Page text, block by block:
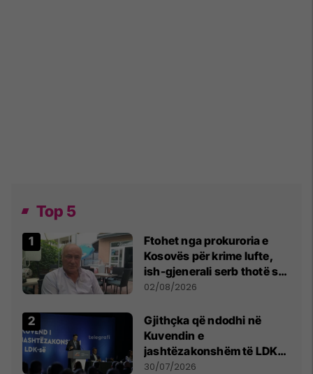
Top 5
Ftohet nga prokuroria e
Kosovës për krime lufte,
ish-gjenerali serb thotë se
dikush e tradhtoi në
02/08/2026
Gjithçka që ndodhi në
Kuvendin e
jashtëzakonshëm të LDK-
së
30/07/2026